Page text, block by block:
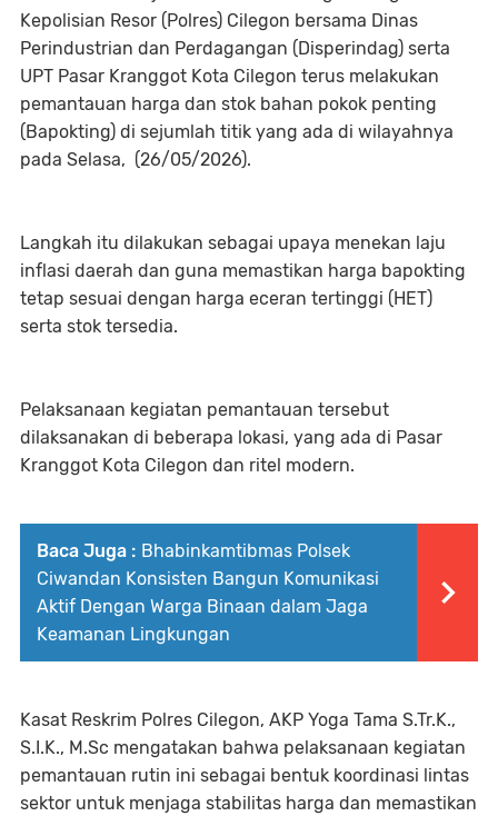
Kepolisian Resor (Polres) Cilegon bersama Dinas
Perindustrian dan Perdagangan (Disperindag) serta
UPT Pasar Kranggot Kota Cilegon terus melakukan
pemantauan harga dan stok bahan pokok penting
(Bapokting) di sejumlah titik yang ada di wilayahnya
pada Selasa, (26/05/2026).
Langkah itu dilakukan sebagai upaya menekan laju
inflasi daerah dan guna memastikan harga bapokting
tetap sesuai dengan harga eceran tertinggi (HET)
serta stok tersedia.
Pelaksanaan kegiatan pemantauan tersebut
dilaksanakan di beberapa lokasi, yang ada di Pasar
Kranggot Kota Cilegon dan ritel modern.
Baca Juga : Bhabinkamtibmas Polsek
Ciwandan Konsisten Bangun Komunikasi
Aktif Dengan Warga Binaan dalam Jaga
Keamanan Lingkungan
Kasat Reskrim Polres Cilegon, AKP Yoga Tama S.Tr.K.,
S.I.K., M.Sc mengatakan bahwa pelaksanaan kegiatan
pemantauan rutin ini sebagai bentuk koordinasi lintas
sektor untuk menjaga stabilitas harga dan memastikan